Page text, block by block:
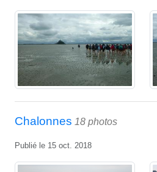
Chalonnes 18 photos
Publié le 15 oct. 2018